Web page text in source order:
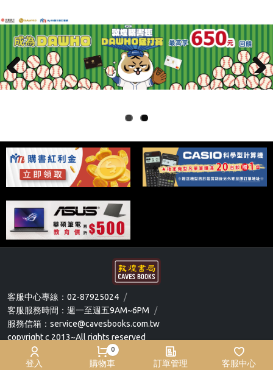
客服中心專線：02-87925024 /
客服服務時間：週一至週五9AM~6PM
/
服務信箱：service@cavesbooks.com.tw
copyright c 2013~All rights reserved
登入
0
購物車 訂單管理 客服中心